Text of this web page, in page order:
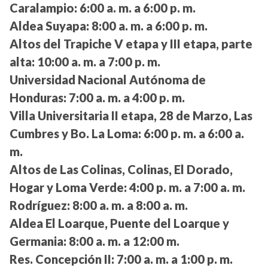
Caralampio: 6:00 a. m. a 6:00 p. m.
Aldea Suyapa: 8:00 a. m. a 6:00 p. m.
Altos del Trapiche V etapa y III etapa, parte
alta: 10:00 a. m. a 7:00 p. m.
Universidad Nacional Autónoma de
Honduras: 7:00 a. m. a 4:00 p. m.
Villa Universitaria II etapa, 28 de Marzo, Las
Cumbres y Bo. La Loma: 6:00 p. m. a 6:00 a.
m.
Altos de Las Colinas, Colinas, El Dorado,
Hogar y Loma Verde: 4:00 p. m. a 7:00 a. m.
Rodríguez: 8:00 a. m. a 8:00 a. m.
Aldea El Loarque, Puente del Loarque y
Germania: 8:00 a. m. a 12:00 m.
Res. Concepción II: 7:00 a. m. a 1:00 p. m.